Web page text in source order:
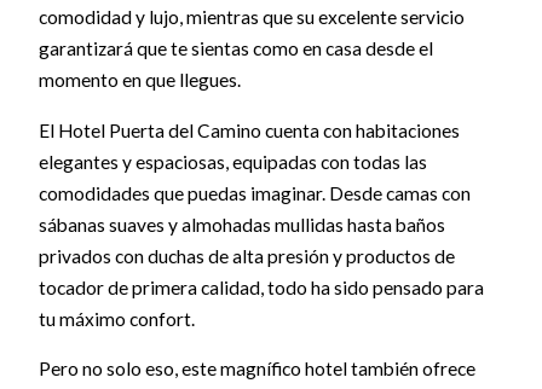
comodidad y lujo, mientras que su excelente servicio
garantizará que te sientas como en casa desde el
momento en que llegues.
El Hotel Puerta del Camino cuenta con habitaciones
elegantes y espaciosas, equipadas con todas las
comodidades que puedas imaginar. Desde camas con
sábanas suaves y almohadas mullidas hasta baños
privados con duchas de alta presión y productos de
tocador de primera calidad, todo ha sido pensado para
tu máximo confort.
Pero no solo eso, este magnífico hotel también ofrece